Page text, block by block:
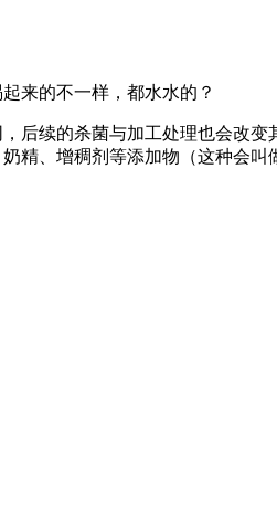
来的不一样，都水水的？
后续的杀菌与加工处理也会改
精、增稠剂等添加物（这种会